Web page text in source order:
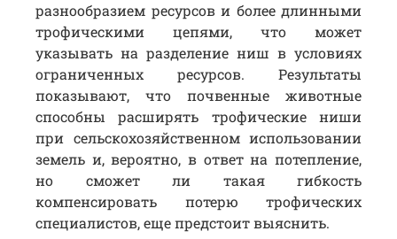
разнообразием ресурсов и более длинными
трофическими цепями, что может
указывать на разделение ниш в условиях
ограниченных ресурсов. Результаты
показывают, что почвенные животные
способны расширять трофические ниши
при сельскохозяйственном использовании
земель и, вероятно, в ответ на потепление,
но сможет ли такая гибкость
компенсировать потерю трофических
специалистов, еще предстоит выяснить.